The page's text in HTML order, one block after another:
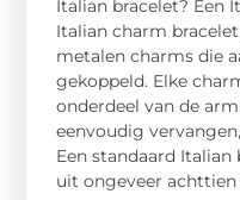
Italian bracelet? Een
Italian charm
metalen charms die
gekoppeld. Elke
onderdeel van de
eenvoudig
Een standaard
uit ongeveer achttien